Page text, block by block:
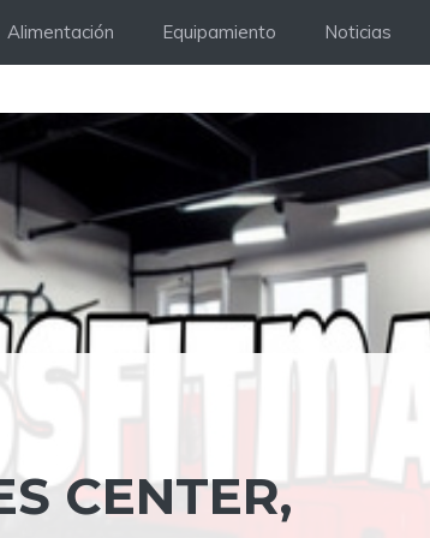
Alimentación Equipamiento Noticias
CENTER,